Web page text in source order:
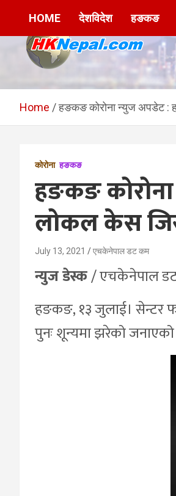
HKNepal.com
हङकङबाट
नेपाली अनलाईन
hknepal, hknepal.com, hk nepal, hk
HOME देशविदेश हङकङ
Home हङकङ कोरोना न्युज अपडेट
कोरोना हङकङ
हङकङ
लोकल केस
July 13, 2021 एचकेनेपाल डट कम
न्युज डेस्क/ एचकेनेपाल
हङकङ, १३ जुलाई। सेन्टर
पुनः शून्यमा झरेको